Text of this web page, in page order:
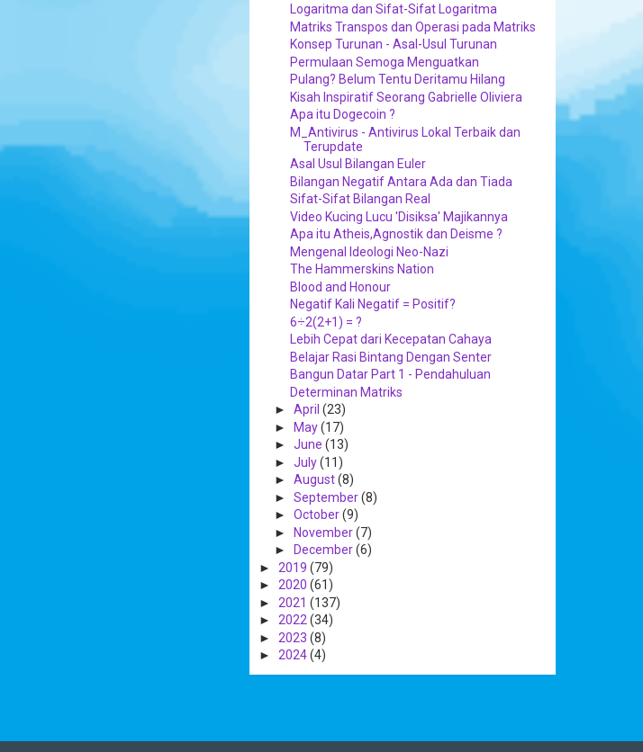
Logaritma dan Sifat-Sifat Logaritma
Matriks Transpos dan Operasi pada Matriks
Konsep Turunan - Asal-Usul Turunan
Permulaan Semoga Menguatkan
Pulang? Belum Tentu Deritamu Hilang
Kisah Inspiratif Seorang Gabrielle Oliviera
Apa itu Dogecoin ?
M_Antivirus - Antivirus Lokal Terbaik dan
Terupdate
Asal Usul Bilangan Euler
Bilangan Negatif Antara Ada dan Tiada
Sifat-Sifat Bilangan Real
Video Kucing Lucu 'Disiksa' Majikannya
Apa itu Atheis,Agnostik dan Deisme ?
Mengenal Ideologi Neo-Nazi
The Hammerskins Nation
Blood and Honour
Negatif Kali Negatif = Positif?
6÷2(2+1) = ?
Lebih Cepat dari Kecepatan Cahaya
Belajar Rasi Bintang Dengan Senter
Bangun Datar Part 1 - Pendahuluan
Determinan Matriks
► April (23)
►
May(17)
► June (13)
► July(11)
► August(8)
► September(8)
► October(9)
►
November(7)
►
December(6)
► 2019 (79)
► 2020 (61)
► 2021 (137)
► 2022(34)
► 2023 (8)
► 2024(4)